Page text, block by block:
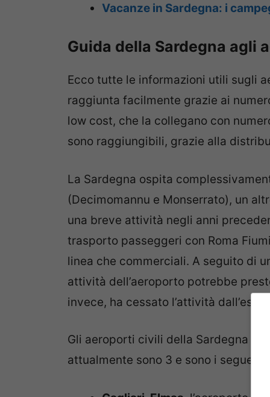
Vacanze in Sardegna: i
Guida della Sardegna agli
Ecco tutte le informazioni utili sugli
raggiunta facilmente grazie ai
low cost, che la collegano con
sono raggiungibili, grazie alla
La Sardegna ospita
(Decimomannu e Monserrato), un
una breve attività negli anni
trasporto passeggeri con Roma
linea che commerciali. A seguito di
attività dell’aeroporto potrebbe
invece, ha cessato l’attività
Gli aeroporti civili della Sardegna
attualmente sono 3 e sono i seguenti: